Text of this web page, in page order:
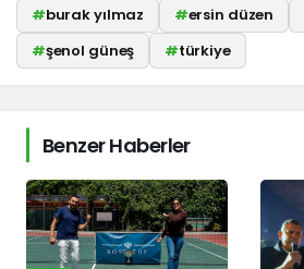
#burak yılmaz #ersin düzen
#şenol güneş #türkiye
Benzer Haberler